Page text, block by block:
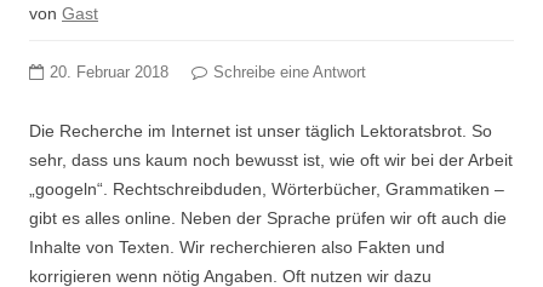
von Gast
20. Februar 2018 Schreibe eine Antwort
Die Recherche im Internet ist unser täglich Lektoratsbrot. So
sehr, dass uns kaum noch bewusst ist, wie oft wir bei der Arbeit
„googeln“. Rechtschreibduden, Wörterbücher, Grammatiken –
gibt es alles online. Neben der Sprache prüfen wir oft auch die
Inhalte von Texten. Wir recherchieren also Fakten und
korrigieren wenn nötig Angaben. Oft nutzen wir dazu